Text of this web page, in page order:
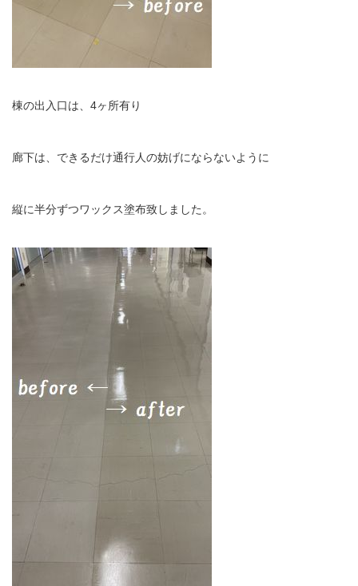
棟の出入口は、4ヶ所有り
廊下は、できるだけ通行人の妨げにならないように
縦に半分ずつワックス塗布致しました。